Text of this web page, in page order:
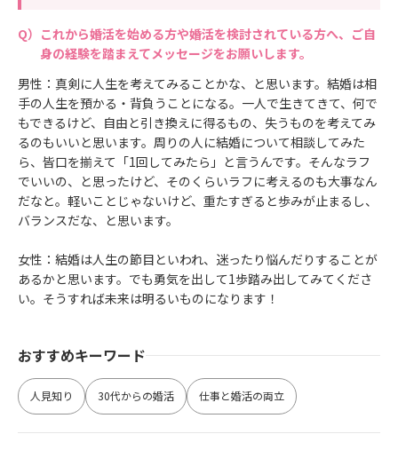
これから婚活を始める方や婚活を検討されている方へ、ご自
身の経験を踏まえてメッセージをお願いします。
男性：真剣に人生を考えてみることかな、と思います。結婚は相
手の人生を預かる・背負うことになる。一人で生きてきて、何で
もできるけど、自由と引き換えに得るもの、失うものを考えてみ
るのもいいと思います。周りの人に結婚について相談してみた
ら、皆口を揃えて「1回してみたら」と言うんです。そんなラフ
でいいの、と思ったけど、そのくらいラフに考えるのも大事なん
だなと。軽いことじゃないけど、重たすぎると歩みが止まるし、
バランスだな、と思います。
女性：結婚は人生の節目といわれ、迷ったり悩んだりすることが
あるかと思います。でも勇気を出して1歩踏み出してみてくださ
い。そうすれば未来は明るいものになります！
おすすめキーワード
人見知り 30代からの婚活 仕事と婚活の両立